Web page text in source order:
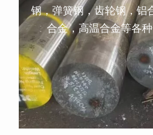
钢，弹簧钢，齿轮钢，铝
合金，高温合金等各